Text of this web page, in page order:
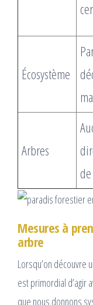
Écosystème
Arbres
Mesures à
arbre
Lorsqu’on découvre
est primordial d’agir
que nous donnons